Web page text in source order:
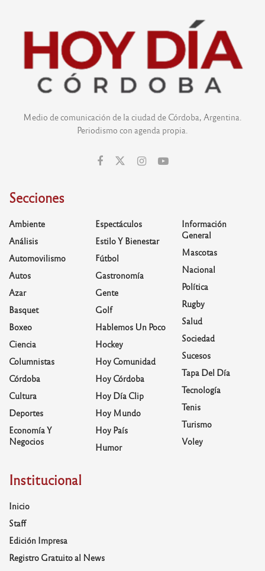
Medio de comunicación de la ciudad de Córdoba, Argentina.
Periodismo con agenda propia.
Secciones
Ambiente
Análisis
Automovilismo
Autos
Azar
Basquet
Boxeo
Ciencia
Columnistas
Córdoba
Cultura
Deportes
Economía Y
Negocios
Espectáculos
Estilo Y Bienestar
Fútbol
Gastronomía
Gente
Golf
Hablemos Un Poco
Hockey
Hoy Comunidad
Hoy Córdoba
Hoy Día Clip
Hoy Mundo
Hoy País
Humor
Información
General
Mascotas
Nacional
Política
Rugby
Salud
Sociedad
Sucesos
Tapa Del Día
Tecnología
Tenis
Turismo
Voley
Institucional
Inicio
Staff
Edición Impresa
Registro Gratuito al News